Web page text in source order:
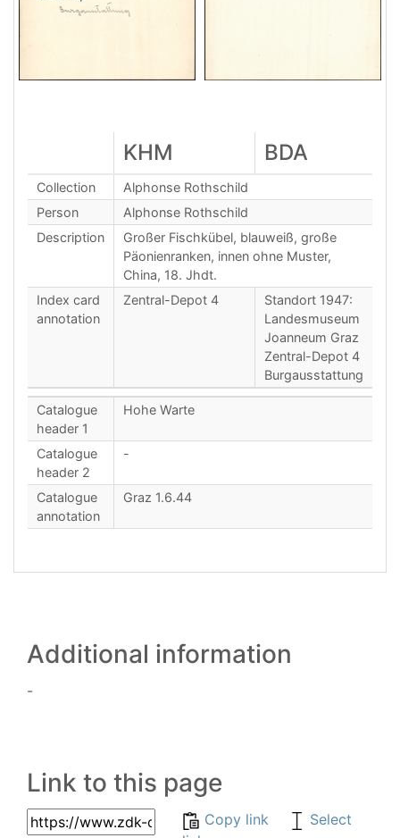
KHM BDA
Collection
Alphonse Rothschild
Person
Alphonse Rothschild
Description
Großer Fischkübel, blauweiß, große
Päonienranken, innen ohne Muster,
China, 18. Jhdt.
Index card
annotation
Zentral-Depot 4
Standort 1947:
Landesmuseum
Joanneum Graz
Zentral-Depot 4
Burgausstattung
Catalogue
header 1
Hohe Warte
Catalogue
header 2
-
Catalogue
annotation
Graz 1.6.44
Additional information
-
Link to this page
Copy link
Select